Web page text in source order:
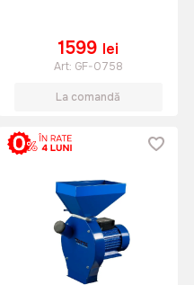
1599 lei
Art: GF-0758
La comandă